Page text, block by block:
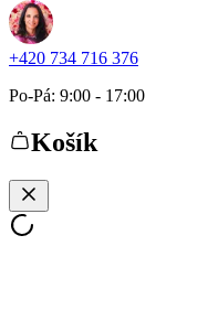
+420 734 716 376
Po-Pá: 9:00 - 17:00
Košík